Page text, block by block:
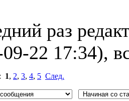
раз
22 17:34),
1, 2, 3, 4, 5 След.